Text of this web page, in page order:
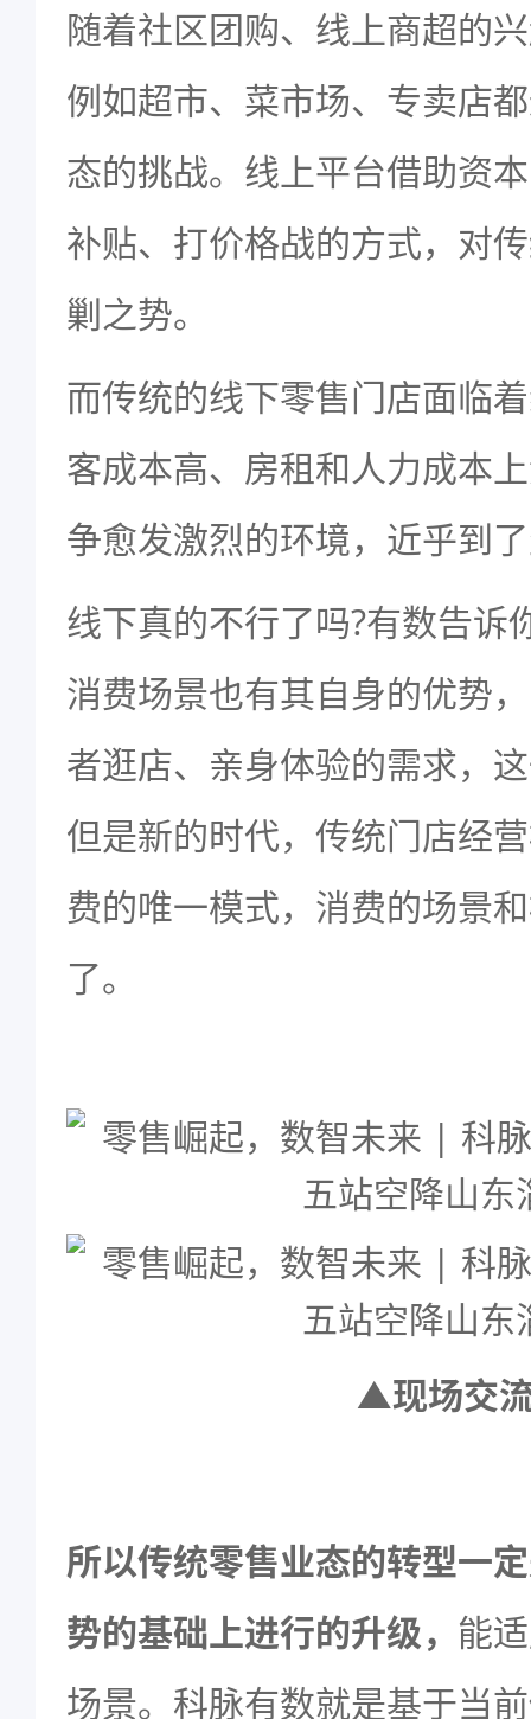
随着社区团购、线上商超的
例如超市、菜市场、专卖店
态的挑战。线上平台借助资
补贴、打价格战的方式，对
剿之势。
而传统的线下零售门店面临
客成本高、房租和人力成本
争愈发激烈的环境，近乎到
线下真的不行了吗?有数告诉
消费场景也有其自身的优势
者逛店、亲身体验的需求，
但是新的时代，传统门店经
费的唯一模式，消费的场景
了。
▲现场交
所以传统零售业态的转型一
势的基础上进行的升级， 能
场景。科脉有数就是基于当